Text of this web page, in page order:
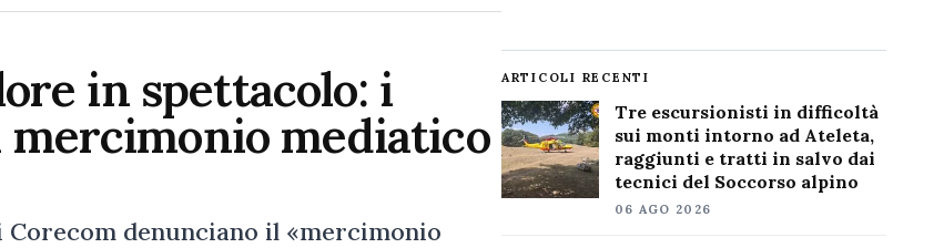
in spettacolo: i
mediatico
denunciano il «mercimonio
ARTICOLI RECENTI
Tre escursionisti in difficoltà
sui monti intorno ad Ateleta,
raggiunti e tratti in salvo dai
tecnici del Soccorso alpino
06 AGO 2026